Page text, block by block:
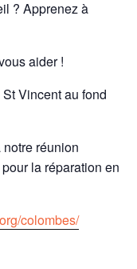
? Apprenez à
aider !
Vincent au fond
réunion
la réparation en
colombes/